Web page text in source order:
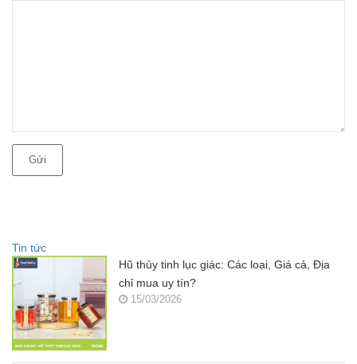
Gửi
Tin tức
Hũ thủy tinh lục giác: Các loại, Giá cả, Địa
chỉ mua uy tín?
15/03/2026